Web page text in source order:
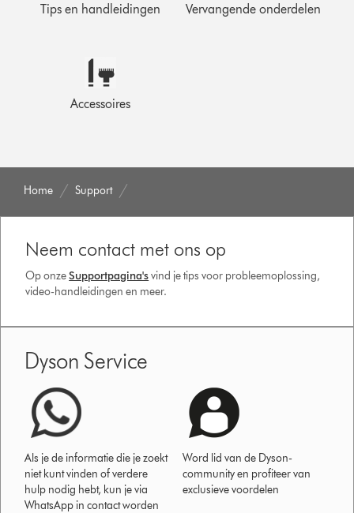
Tips en handleidingen Vervangende onderdelen
Accessoires
Home Support
Neem contact met ons op
Op onzeSupportpagina'svind je tips voor probleemoplossing,
video-handleidingen en meer.
Dyson Service
Als je de informatie die je zoekt
niet kunt vinden of verdere
hulp nodig hebt, kun je via
WhatsApp in contact worden
Word lid van de Dyson-
community en profiteer van
exclusieve voordelen